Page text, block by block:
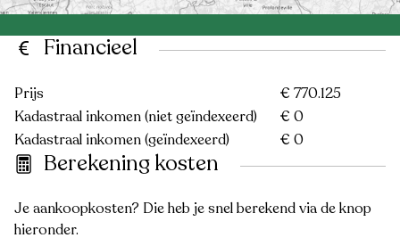
Financieel
Prijs
€ 770.125
Kadastraal inkomen (niet geïndexeerd)
€ 0
Kadastraal inkomen (geïndexeerd)
€ 0
Berekening kosten
Je aankoopkosten? Die heb je snel berekend via de knop
hieronder.